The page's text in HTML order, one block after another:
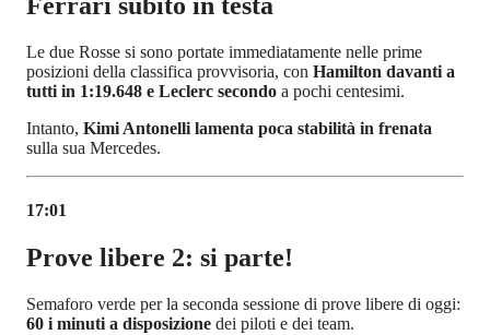
Le due Rosse si sono portate immediatamente nelle prime
posizioni della classifica provvisoria, con Hamilton davanti a
tutti in 1:19.648 e Leclerc secondo a pochi centesimi.
Intanto, Kimi Antonelli lamenta poca stabilità in frenata
sulla sua Mercedes.
17:01
Prove libere 2: si parte!
Semaforo verde per la seconda sessione di prove libere di oggi:
60 i minuti a disposizione dei piloti e dei team.